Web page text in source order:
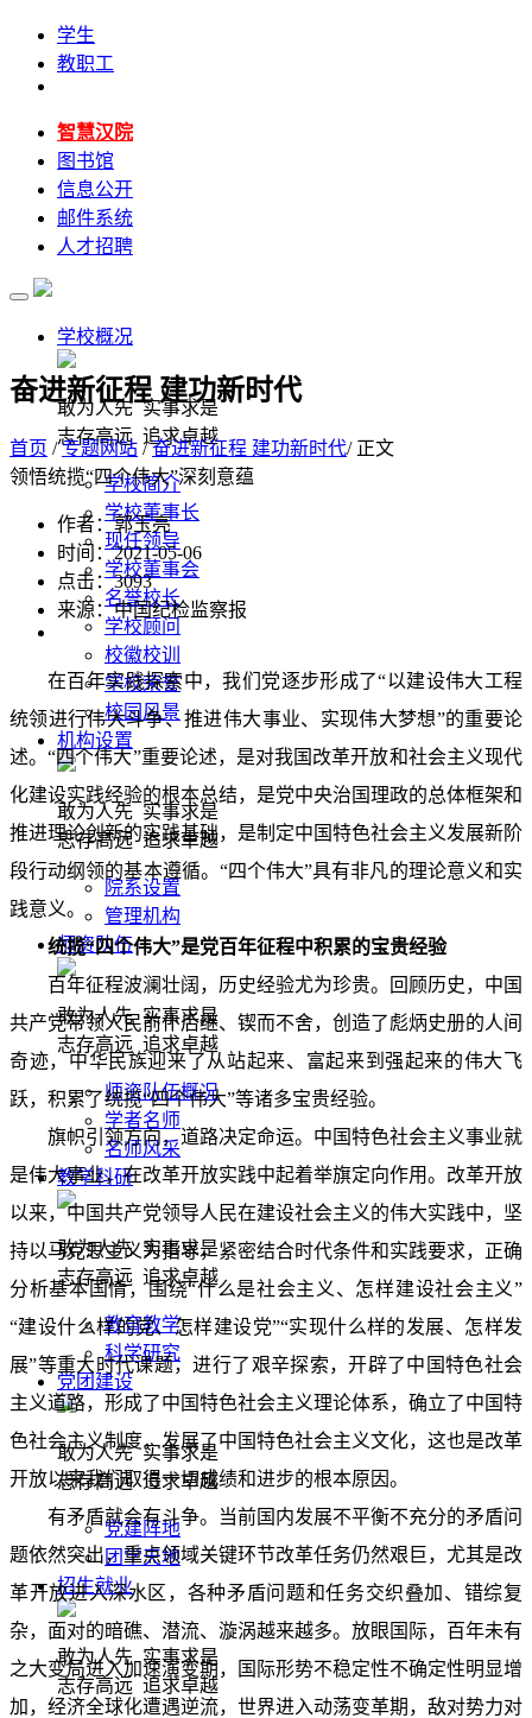
学生
教职工
智慧汉院
图书馆
信息公开
邮件系统
人才招聘
学校概况
敢为人先 实事求是
志存高远 追求卓越
学校简介
学校董事长
现任领导
学校董事会
名誉校长
学校顾问
校徽校训
学校荣誉
校园风景
机构设置
敢为人先 实事求是
志存高远 追求卓越
院系设置
管理机构
师资队伍
敢为人先 实事求是
志存高远 追求卓越
师资队伍概况
学者名师
名师风采
教学科研
敢为人先 实事求是
志存高远 追求卓越
教育教学
科学研究
党团建设
敢为人先 实事求是
志存高远 追求卓越
党建阵地
团学天地
招生就业
敢为人先 实事求是
志存高远 追求卓越
奋进新征程 建功新时代
首页 /专题网站 /奋进新征程 建功新时代/ 正文
领悟统揽“四个伟大”深刻意蕴
作者：郭玉亮
时间：2021-05-06
点击：3093
来源：中国纪检监察报
在百年实践探索中，我们党逐步形成了“以建设伟大工程
统领进行伟大斗争、推进伟大事业、实现伟大梦想”的重要论
述。“四个伟大”重要论述，是对我国改革开放和社会主义现代
化建设实践经验的根本总结，是党中央治国理政的总体框架和
推进理论创新的实践基础，是制定中国特色社会主义发展新阶
段行动纲领的基本遵循。“四个伟大”具有非凡的理论意义和实
践意义。
统揽“四个伟大”是党百年征程中积累的宝贵经验
百年征程波澜壮阔，历史经验尤为珍贵。回顾历史，中国
共产党带领人民前仆后继、锲而不舍，创造了彪炳史册的人间
奇迹，中华民族迎来了从站起来、富起来到强起来的伟大飞
跃，积累了统揽“四个伟大”等诸多宝贵经验。
旗帜引领方向，道路决定命运。中国特色社会主义事业就
是伟大事业，在改革开放实践中起着举旗定向作用。改革开放
以来，中国共产党领导人民在建设社会主义的伟大实践中，坚
持以马克思主义为指导，紧密结合时代条件和实践要求，正确
分析基本国情，围绕“什么是社会主义、怎样建设社会主义”
“建设什么样的党、怎样建设党”“实现什么样的发展、怎样发
展”等重大时代课题，进行了艰辛探索，开辟了中国特色社会
主义道路，形成了中国特色社会主义理论体系，确立了中国特
色社会主义制度，发展了中国特色社会主义文化，这也是改革
开放以来我们取得一切成绩和进步的根本原因。
有矛盾就会有斗争。当前国内发展不平衡不充分的矛盾问
题依然突出，重点领域关键环节改革任务仍然艰巨，尤其是改
革开放进入深水区，各种矛盾问题和任务交织叠加、错综复
杂，面对的暗礁、潜流、漩涡越来越多。放眼国际，百年未有
之大变局进入加速演变期，国际形势不稳定性不确定性明显增
加，经济全球化遭遇逆流，世界进入动荡变革期，敌对势力对